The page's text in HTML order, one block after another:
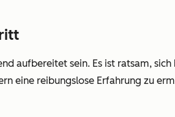
aufbereitet sein. Es ist ratsam,
eine reibungslose Erfahrung zu